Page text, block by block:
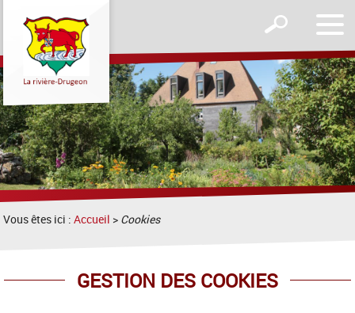
le
Afficher
formulaire
de
recherche
Vous êtes ici :Accueil > Cookies
GESTION DES COOKIES